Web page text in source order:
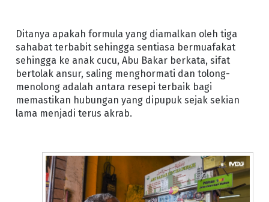
Ditanya apakah formula yang diamalkan oleh tiga
sahabat terbabit sehingga sentiasa bermuafakat
sehingga ke anak cucu, Abu Bakar berkata, sifat
bertolak ansur, saling menghormati dan tolong-
menolong adalah antara resepi terbaik bagi
memastikan hubungan yang dipupuk sejak sekian
lama menjadi terus akrab.